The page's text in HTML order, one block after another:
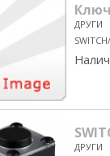
ДРУГИ
ДРУГИ